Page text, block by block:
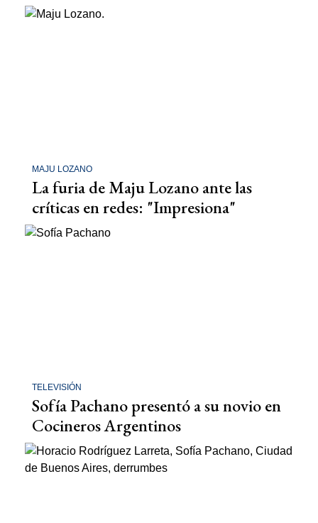
MAJU LOZANO
La furia de Maju Lozano ante las
críticas en redes: "Impresiona"
TELEVISIÓN
Sofía Pachano presentó a su novio en
Cocineros Argentinos